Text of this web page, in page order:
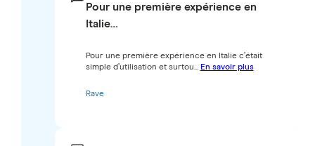
Pour une première expérience en
Italie…
Pour une première expérience en Italie c’était
simple d’utilisation et surtou... En savoir plus
Rave